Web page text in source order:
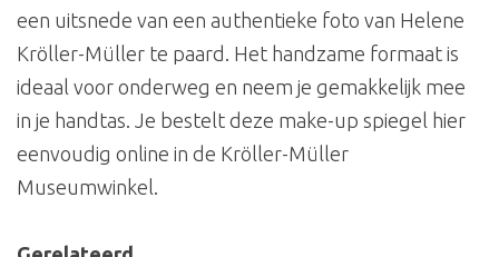
een uitsnede van een authentieke foto van Helene
Kröller-Müller te paard. Het handzame formaat is
ideaal voor onderweg en neem je gemakkelijk mee
in je handtas. Je bestelt deze make-up spiegel hier
eenvoudig online in de Kröller-Müller
Museumwinkel.